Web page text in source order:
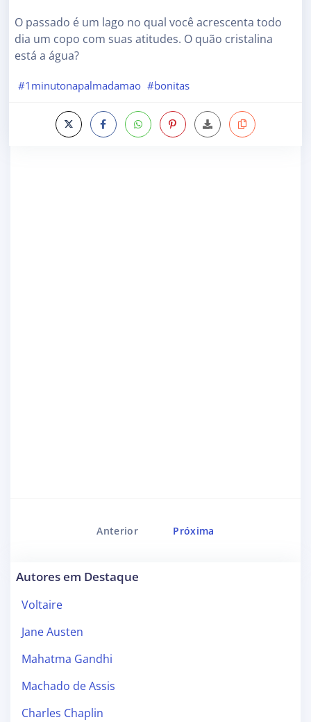
O passado é um lago no qual você acrescenta todo
dia um copo com suas atitudes. O quão cristalina
está a água?
#1minutonapalmadamao #bonitas
Anterior Próxima
Autores em Destaque
Voltaire
Jane Austen
Mahatma Gandhi
Machado de Assis
Charles Chaplin